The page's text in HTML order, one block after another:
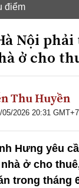
điểm
Nội
ở cho
Thu Huyền
2026 20:31 GMT+7
Hưng yêu
ở cho
trong tháng